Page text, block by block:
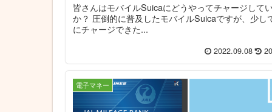
皆さんはモバイルSuicaにどうやってチャージして
か？ 圧倒的に普及したモバイルSuicaですが、少し
にチャージできた...
2022.09.08
電子マネー